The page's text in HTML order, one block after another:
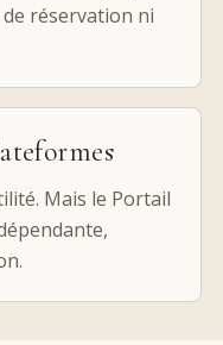
réservation ni
Mais le Portail